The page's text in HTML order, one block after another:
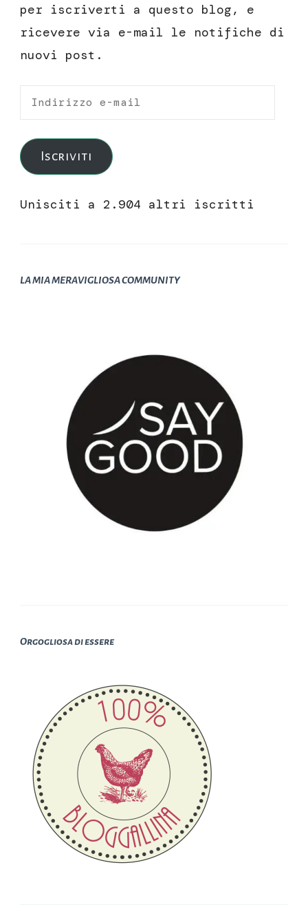
per iscriverti a questo blog, e
ricevere via e-mail le notifiche di
nuovi post.
Indirizzo
mail
Iscriviti
Unisciti a 2.904 altri iscritti
LA MIA MERAVIGLIOSA COMMUNITY
Orgogliosa di essere